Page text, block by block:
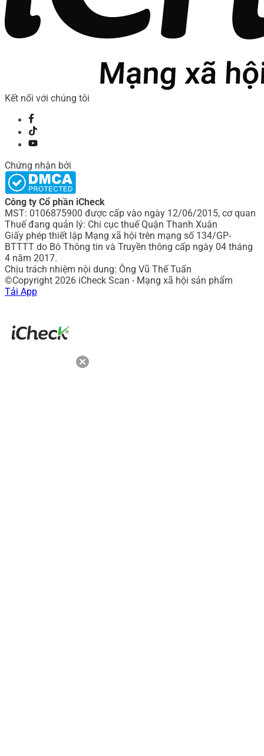
Kết nối với chúng tôi
Chứng nhận bởi
Công ty Cổ phần iCheck
MST: 0106875900 được cấp vào ngày 12/06/2015, cơ quan
Thuế đang quản lý: Chi cục thuế Quận Thanh Xuân
Giấy phép thiết lập Mạng xã hội trên mạng số 134/GP-
BTTTT do Bô Thông tin và Truyền thông cấp ngày 04 tháng
4 năm 2017.
Chịu trách nhiệm nội dung: Ông Vũ Thế Tuấn
©Copyright 2026 iCheck Scan - Mạng xã hội sản phẩm
Tải App